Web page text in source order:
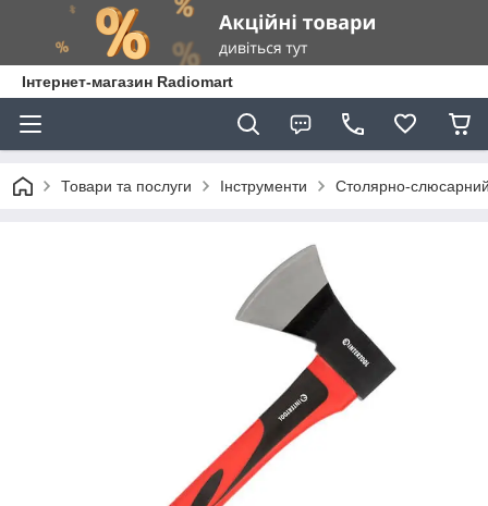
Інтернет-магазин Radiomart
Товари та послуги Інструменти Столярно-